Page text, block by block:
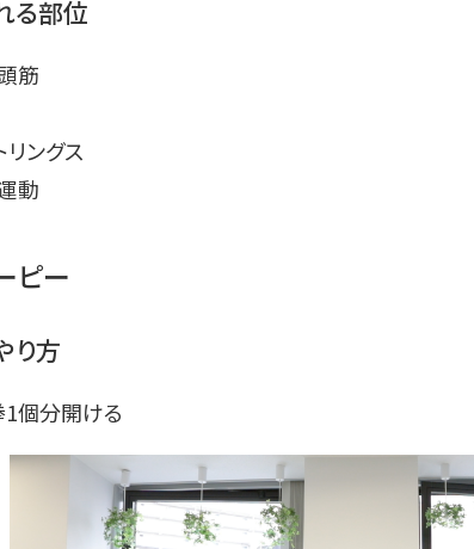
る部位
筋
リングス
動
ピー
り方
1個分開ける